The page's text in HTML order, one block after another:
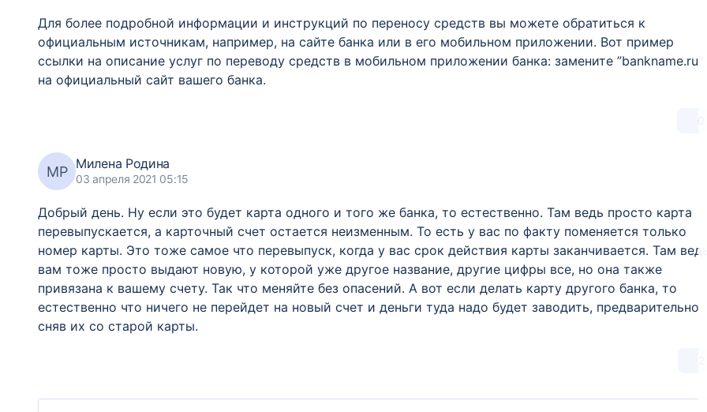
Для более подробной информации и инструкций по переносу средств вы можете обратиться к
официальным источникам, например, на сайте банка или в его мобильном приложении. Вот пример
ссылки на описание услуг по переводу средств в мобильном приложении банка: замените ”bankname.ru”
на официальный сайт вашего банка.
0
МР Милена Родина
03 апреля 2021 05:15
Добрый день. Ну если это будет карта одного и того же банка, то естественно. Там ведь просто карта
перевыпускается, а карточный счет остается неизменным. То есть у вас по факту поменяется только
номер карты. Это тоже самое что перевыпуск, когда у вас срок действия карты заканчивается. Там ведь
вам тоже просто выдают новую, у которой уже другое название, другие цифры все, но она также
привязана к вашему счету. Так что меняйте без опасений. А вот если делать карту другого банка, то
естественно что ничего не перейдет на новый счет и деньги туда надо будет заводить, предварительно
сняв их со старой карты.